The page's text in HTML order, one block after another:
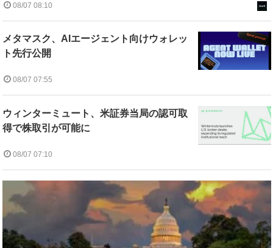
08/07 08:10
メタマスク、AIエージェント向けウォレッ
ト先行公開
08/07 07:55
ウィンターミュート、米証券当局の認可取
得で株取引が可能に
08/07 07:10